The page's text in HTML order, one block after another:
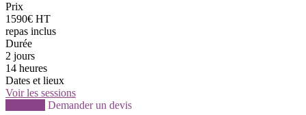
Prix
1590€ HT
repas inclus
Durée
2 jours
14 heures
Dates et lieux
Voir les sessions
Demander un devis